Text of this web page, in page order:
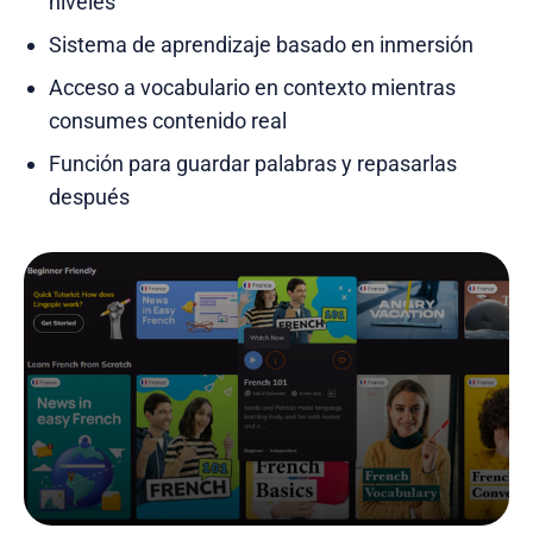
Sistema de aprendizaje basado en inmersión
Acceso a vocabulario en contexto mientras
consumes contenido real
Función para guardar palabras y repasarlas
después